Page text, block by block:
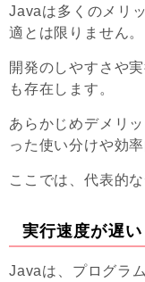
Javaは多くのメリ
適とは限りません。
開発のしやすさや
も存在します。
あらかじめデメリ
った使い分けや効
ここでは、代表的
実行速度が遅い
Javaは、プログラ